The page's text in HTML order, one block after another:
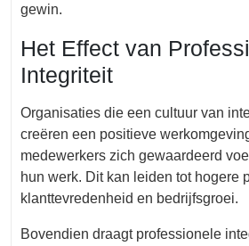
gewin.
Het Effect van
Integriteit
Organisaties die een cultuur van
creëren een positieve
medewerkers zich gewaardeerd
hun werk. Dit kan leiden tot hogere
klanttevredenheid en bedrijfsgroei.
Bovendien draagt professionele